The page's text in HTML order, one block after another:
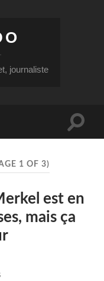
journaliste
Toggle
1 OF 3)
est en
mais ça